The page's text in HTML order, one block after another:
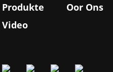
Produkte Oor Ons
Video